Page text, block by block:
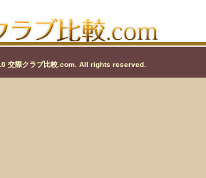
交際クラブ比較.com. All rights reserved.